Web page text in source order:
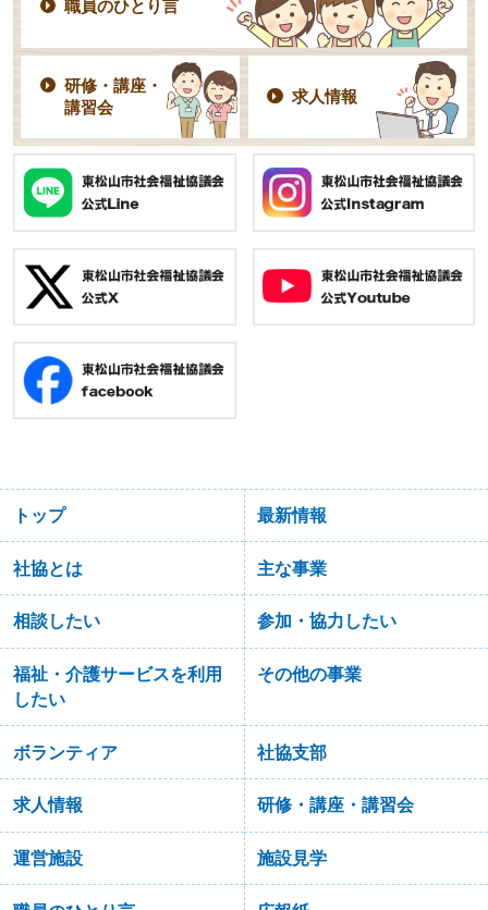
職員のひとり言
研修・講座・
講習会
求人情報
トップ 最新情報
社協とは 主な事業
相談したい 参加・協力したい
福祉・介護サービスを利用
したい
その他の事業
ボランティア 社協支部
求人情報 研修・講座・講習会
運営施設 施設見学